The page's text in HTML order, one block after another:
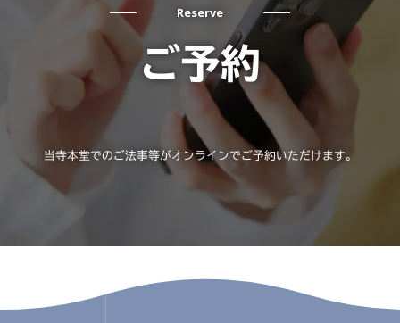
Reserve
ご予約
当寺本堂でのご法事等がオンラインでご予約いただけます。